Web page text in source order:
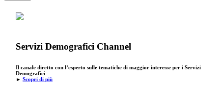
Servizi Demografici Channel
Il canale diretto con l’esperto sulle tematiche di maggior interesse per i Servizi
Demografici
► Scopri di più